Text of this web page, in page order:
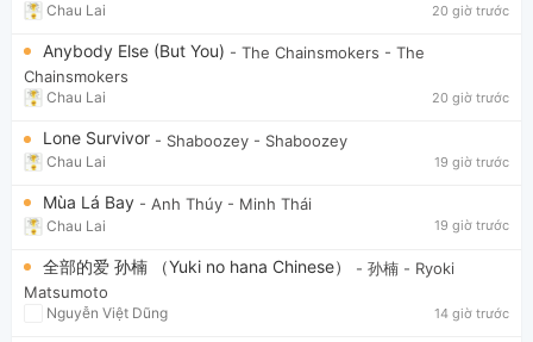
Chau Lai 20 giờ trước
Anybody Else (But You) - The Chainsmokers - The
Chainsmokers
Chau Lai 20 giờ trước
Lone Survivor - Shaboozey - Shaboozey
Chau Lai 19 giờ trước
Mùa Lá Bay - Anh Thúy - Minh Thái
Chau Lai 19 giờ trước
全部的爱 孙楠 （Yuki no hana Chinese） - 孙楠 - Ryoki
Matsumoto
Nguyễn Việt Dũng 14 giờ trước